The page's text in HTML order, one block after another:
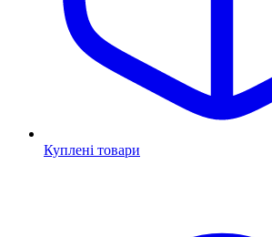
Куплені товари